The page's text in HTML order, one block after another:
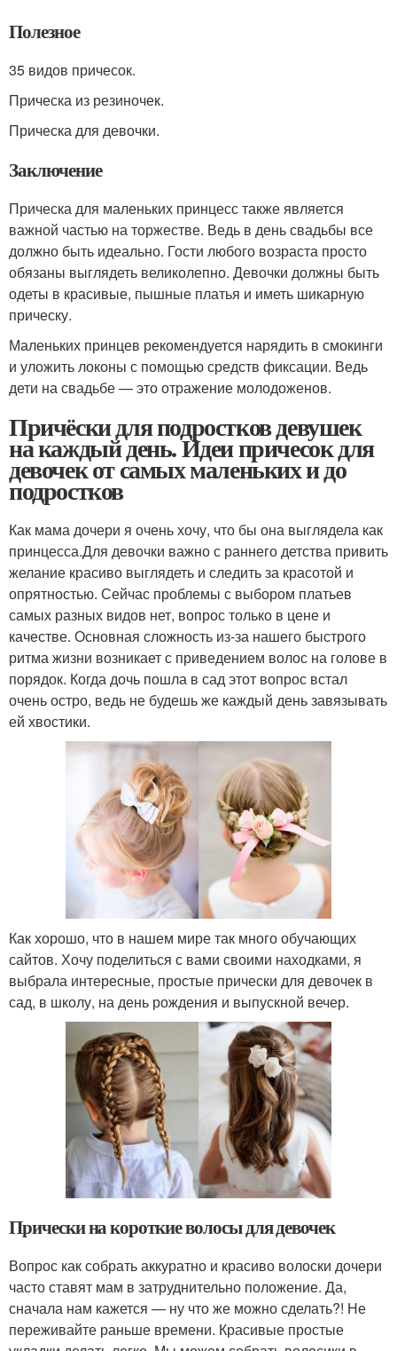
Полезное
35 видов причесок.
Прическа из резиночек.
Прическа для девочки.
Заключение
Прическа для маленьких принцесс также является
важной частью на торжестве. Ведь в день свадьбы все
должно быть идеально. Гости любого возраста просто
обязаны выглядеть великолепно. Девочки должны быть
одеты в красивые, пышные платья и иметь шикарную
прическу.
Маленьких принцев рекомендуется нарядить в смокинги
и уложить локоны с помощью средств фиксации. Ведь
дети на свадьбе — это отражение молодоженов.
Причёски для подростков девушек
на каждый день. Идеи причесок для
девочек от самых маленьких и до
подростков
Как мама дочери я очень хочу, что бы она выглядела как
принцесса.Для девочки важно с раннего детства привить
желание красиво выглядеть и следить за красотой и
опрятностью. Сейчас проблемы с выбором платьев
самых разных видов нет, вопрос только в цене и
качестве. Основная сложность из-за нашего быстрого
ритма жизни возникает с приведением волос на голове в
порядок. Когда дочь пошла в сад этот вопрос встал
очень остро, ведь не будешь же каждый день завязывать
ей хвостики.
Как хорошо, что в нашем мире так много обучающих
сайтов. Хочу поделиться с вами своими находками, я
выбрала интересные, простые прически для девочек в
сад, в школу, на день рождения и выпускной вечер.
Прически на короткие волосы для девочек
Вопрос как собрать аккуратно и красиво волоски дочери
часто ставят мам в затруднительно положение. Да,
сначала нам кажется — ну что же можно сделать?! Не
переживайте раньше времени. Красивые простые